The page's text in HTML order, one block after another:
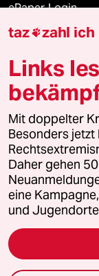
ePaper Login
Downloads für
© 2026 taz
Alle Rechte
wenden Sie sich bitte
Feedback
Leitlinie
Seitenwende
taz zahl ich
Links
Mit doppelter
Besonders
Daher gehen
eine
und